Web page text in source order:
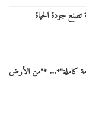
تصنع جودة الحياة
كاملة"*... *"من الأرض